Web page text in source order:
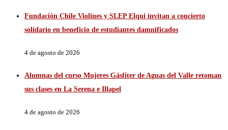
Fundación Chile Violines y SLEP Elqui invitan a concierto
solidario en beneficio de estudiantes damnificados
4 de agosto de 2026
Alumnas del curso Mujeres Gásfiter de Aguas del Valle retoman
sus clases en La Serena e Illapel
4 de agosto de 2026